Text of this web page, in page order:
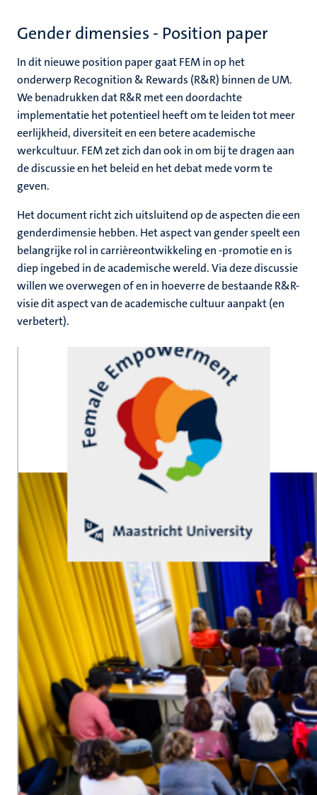
Gender dimensies - Position paper
In dit nieuwe position paper gaat FEM in op het
onderwerp Recognition & Rewards (R&R) binnen de UM.
We benadrukken dat R&R met een doordachte
implementatie het potentieel heeft om te leiden tot meer
eerlijkheid, diversiteit en een betere academische
werkcultuur. FEM zet zich dan ook in om bij te dragen aan
de discussie en het beleid en het debat mede vorm te
geven.
Het document richt zich uitsluitend op de aspecten die een
genderdimensie hebben. Het aspect van gender speelt een
belangrijke rol in carrièreontwikkeling en -promotie en is
diep ingebed in de academische wereld. Via deze discussie
willen we overwegen of en in hoeverre de bestaande R&R-
visie dit aspect van de academische cultuur aanpakt (en
verbetert).